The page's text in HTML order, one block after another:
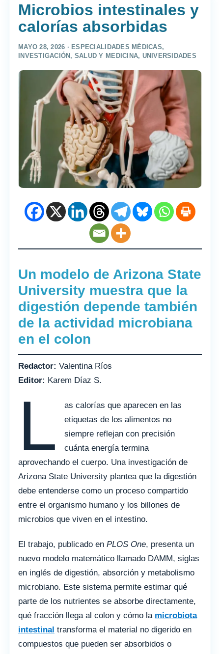
Microbios intestinales y
calorías absorbidas
MAYO 28, 2026 · ESPECIALIDADES MÉDICAS,
INVESTIGACIÓN , SALUD Y MEDICINA, UNIVERSIDADES
Un modelo de Arizona State
University muestra que la
digestión depende también
de la actividad microbiana
en el colon
Redactor: Valentina Ríos
Editor: Karem Díaz S.
L
as calorías que aparecen en las
etiquetas de los alimentos no
siempre reflejan con precisión
cuánta energía termina
aprovechando el cuerpo. Una investigación de
Arizona State University plantea que la digestión
debe entenderse como un proceso compartido
entre el organismo humano y los billones de
microbios que viven en el intestino.
El trabajo, publicado en PLOS One, presenta un
nuevo modelo matemático llamado DAMM, siglas
en inglés de digestión, absorción y metabolismo
microbiano. Este sistema permite estimar qué
parte de los nutrientes se absorbe directamente,
qué fracción llega al colon y cómo la microbiota
intestinal transforma el material no digerido en
compuestos que pueden ser absorbidos o